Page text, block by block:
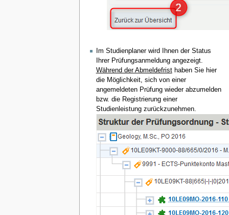
Im Studienplaner wird Ihnen der Status
Ihrer Prüfungsanmeldung angezeigt.
Während der Abmeldefristhaben Sie hier
die Möglichkeit, sich von einer
angemeldeten Prüfung wieder abzumelden
bzw. die Registrierung einer
Studienleistung zurückzunehmen.